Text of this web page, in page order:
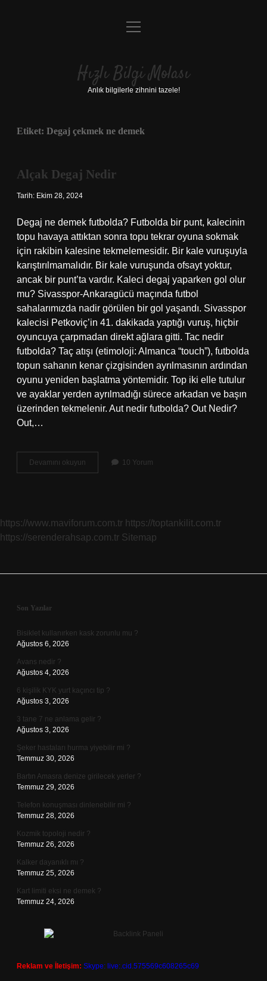
Anasayfa
Yasal Uyarı
menüyü
Hızlı Bilgi Molası
Anlık bilgilerle zihnini tazele!
Etiket: Degaj çekmek ne demek
Alçak Degaj Nedir
Tarih: Ekim 28, 2024
Degaj ne demek futbolda? Futbolda bir punt, kalecinin
topu havaya attıktan sonra topu tekrar oyuna sokmak
için rakibin kalesine tekmelemesidir. Bir kale vuruşuyla
karıştırılmamalıdır. Bir kale vuruşunda ofsayt yoktur,
ancak bir punt’ta vardır. Kaleci degaj yaparken gol olur
mu? Sivasspor-Ankaragücü maçında futbol
sahalarımızda nadir görülen bir gol yaşandı. Sivasspor
kalecisi Petkoviç’in 41. dakikada yaptığı vuruş, hiçbir
oyuncuya çarpmadan direkt ağlara gitti. Tac nedir
futbolda? Taç atışı (etimoloji: Almanca “touch”), futbolda
topun sahanın kenar çizgisinden ayrılmasının ardından
oyunu yeniden başlatma yöntemidir. Top iki elle tutulur
ve ayaklar yerden ayrılmadığı sürece arkadan ve başın
üzerinden tekmelenir. Aut nedir futbolda? Out Nedir?
Out,…
Devamını okuyun
Degaj
10 Yorum
https://www.maviforum.com.tr https://toptankilit.com.tr
https://serenderahsap.com.tr Sitemap
Sidebar
Son Yazılar
Bisiklet kullanırken kask zorunlu mu ?
Ağustos 6, 2026
Avans nedir ?
Ağustos 4, 2026
6 kişilik KYK yurt kaçıncı tip ?
Ağustos 3, 2026
3 tane 7 ne anlama gelir ?
Ağustos 3, 2026
Şeker hastaları hurma yiyebilir mi ?
Temmuz 30, 2026
Bartın Amasra denize girilecek yerler ?
Temmuz 29, 2026
Telefon konuşması dinlenebilir mi ?
Temmuz 28, 2026
Kozmik topoloji nedir ?
Temmuz 26, 2026
Kalker dayanıklı mı ?
Temmuz 25, 2026
Kart limiti eksi ne demek ?
Temmuz 24, 2026
Reklam ve İletişim: Skype: live:.cid.575569c608265c69